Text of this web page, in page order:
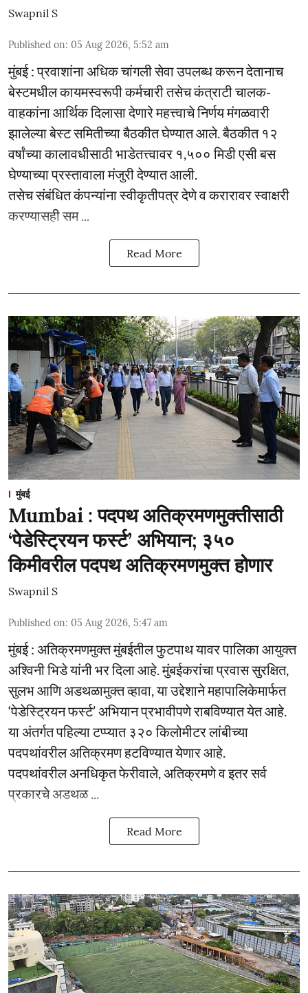
Swapnil S
Published on: 05 Aug 2026, 5:52 am
मुंबई : प्रवाशांना अधिक चांगली सेवा उपलब्ध करून देतानाच
बेस्टमधील कायमस्वरूपी कर्मचारी तसेच कंत्राटी चालक-
वाहकांना आर्थिक दिलासा देणारे महत्त्वाचे निर्णय मंगळवारी
झालेल्या बेस्ट समितीच्या बैठकीत घेण्यात आले. बैठकीत १२
वर्षांच्या कालावधीसाठी भाडेतत्त्वावर १,५०० मिडी एसी बस
घेण्याच्या प्रस्तावाला मंजुरी देण्यात आली.
तसेच संबंधित कंपन्यांना स्वीकृतीपत्र देणे व करारावर स्वाक्षरी
करण्यासही सम ...
Read More
मुंबई
Mumbai : पदपथ अतिक्रमणमुक्तीसाठी
‘पेडेस्ट्रियन फर्स्ट’ अभियान; ३५०
किमीवरील पदपथ अतिक्रमणमुक्त होणार
Swapnil S
Published on: 05 Aug 2026, 5:47 am
मुंबई : अतिक्रमणमुक्त मुंबईतील फुटपाथ यावर पालिका आयुक्त
अश्विनी भिडे यांनी भर दिला आहे. मुंबईकरांचा प्रवास सुरक्षित,
सुलभ आणि अडथळामुक्त व्हावा, या उद्देशाने महापालिकेमार्फत
‘पेडेस्ट्रियन फर्स्ट’ अभियान प्रभावीपणे राबविण्यात येत आहे.
या अंतर्गत पहिल्या टप्प्यात ३२० किलोमीटर लांबीच्या
पदपथांवरील अतिक्रमण हटविण्यात येणार आहे.
पदपथांवरील अनधिकृत फेरीवाले, अतिक्रमणे व इतर सर्व
प्रकारचे अडथळ ...
Read More